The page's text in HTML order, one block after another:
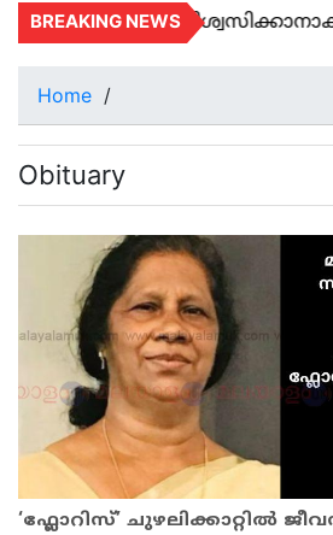
BREAKING NEWS
Home /
Obituary
‘ഫ്ലോറിസ്’ ചുഴലിക്കാറ്റിൽ